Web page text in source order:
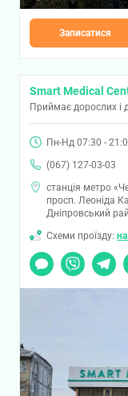
Записатися
Smart Medical
Приймає дорослих і
Пн-Нд 07:30 -
(067) 127-03-03
станція метро
просп. Леоніда
Дніпровський
Схеми проїзду:
Чат
Viber